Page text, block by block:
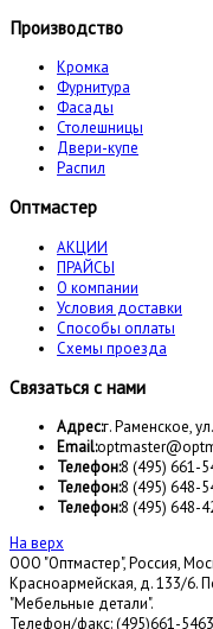
Производство
Кромка
Фурнитура
Фасады
Столешницы
Двери-купе
Распил
Оптмастер
АКЦИИ
ПРАЙСЫ
О компании
Условия доставки
Способы оплаты
Схемы проезда
Связаться с нами
Адрес:г. Раменское,
Email:
Телефон:8 (495) 661-
Телефон:8 (495) 648-
Телефон:8 (495) 648-
На верх
ООО "Оптмастер", Россия,
Красноармейская, д. 133/6.
"Мебельные детали".
Телефон/факс: (495)661-